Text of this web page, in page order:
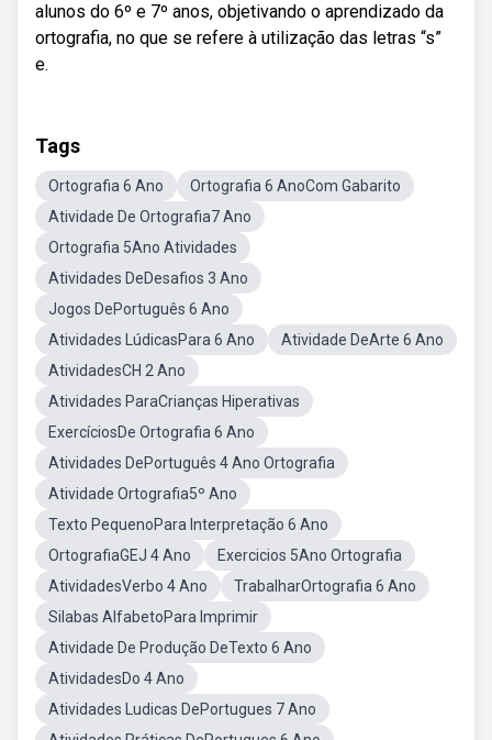
alunos do 6º e 7º anos, objetivando o aprendizado da
ortografia, no que se refere à utilização das letras “s”
e.
Tags
Ortografia 6 Ano
Ortografia 6 AnoCom Gabarito
Atividade De Ortografia7 Ano
Ortografia 5Ano Atividades
Atividades DeDesafios 3 Ano
Jogos DePortuguês 6 Ano
Atividades LúdicasPara 6 Ano
Atividade DeArte 6 Ano
AtividadesCH 2 Ano
Atividades ParaCrianças Hiperativas
ExercíciosDe Ortografia 6 Ano
Atividades DePortuguês 4 Ano Ortografia
Atividade Ortografia5º Ano
Texto PequenoPara Interpretação 6 Ano
OrtografiaGEJ 4 Ano
Exercicios 5Ano Ortografia
AtividadesVerbo 4 Ano
TrabalharOrtografia 6 Ano
Silabas AlfabetoPara Imprimir
Atividade De Produção DeTexto 6 Ano
AtividadesDo 4 Ano
Atividades Ludicas DePortugues 7 Ano